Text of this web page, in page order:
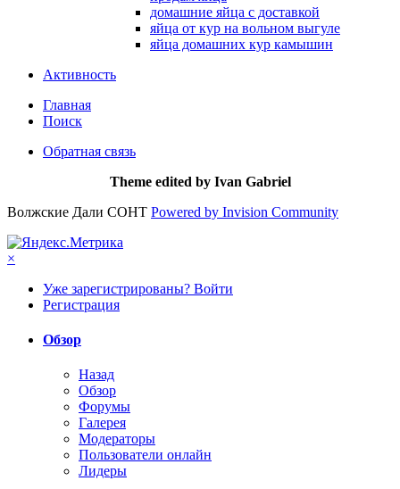
домашние яйца с доставкой
яйца от кур на вольном выгуле
яйца домашних кур камышин
Активность
Главная
Поиск
Обратная связь
Theme edited by Ivan Gabriel
Волжские Дали СОНТ Powered by Invision Community
×
Уже зарегистрированы? Войти
Регистрация
Обзор
Назад
Обзор
Форумы
Галерея
Модераторы
Пользователи онлайн
Лидеры